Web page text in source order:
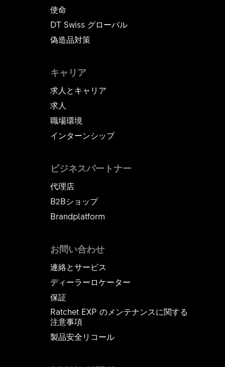
使命
DT Swiss グローバル
偽造品対策
キャリア
求人とキャリア
求人
職場環境
インターンシップ
お問い合わせ
連絡とサービス
ディーラーロケーター
保証
Ratchet EXP のメンテナンスに関する
注意事項
製品安全リコール
ビジネスパートナー
代理店
B2Bショップ
Brandplatform